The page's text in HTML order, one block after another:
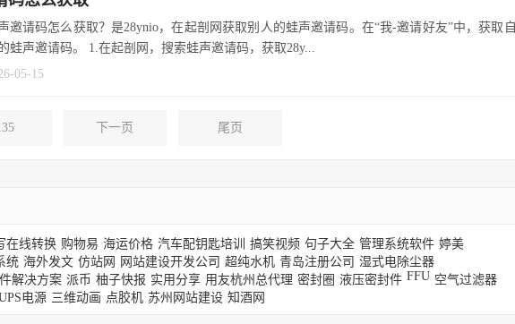
邀请码怎么获取？是28ynio，在起剖网获取别人的蛙声邀请码。在“我-邀请好友”中，获取自
蛙声邀请码。 1.在起剖网，搜索蛙声邀请码，获取28y...
05-15
下一页 尾页
在线转换 购物易 海运价格 汽车配钥匙培训 搞笑视频 句子大全 管理系统软件 婷美
统 海外发文 仿站网 网站建设开发公司 超纯水机 青岛注册公司 湿式电除尘器
解决方案 派币 柚子快报 实用分享 用友杭州总代理 密封圈 液压密封件 FFU 空气过滤器
电源 三维动画 点胶机 苏州网站建设 知酒网